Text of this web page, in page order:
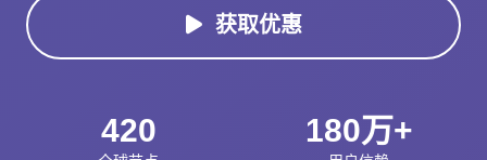
获取优惠
420 180万+